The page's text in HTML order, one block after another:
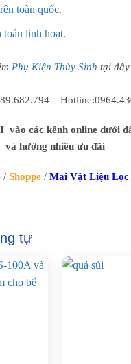
toàn quốc.
toán linh hoạt.
Phụ Kiện Thủy Sinh tại đây
–
các kênh online dưới
và hưởng nhiều ưu đãi
/ Shoppe / Mai Vật Liệu Lọc
tự